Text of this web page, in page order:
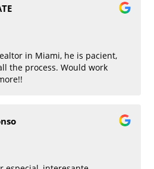
in Miami, he is pacient,
the process. Would work